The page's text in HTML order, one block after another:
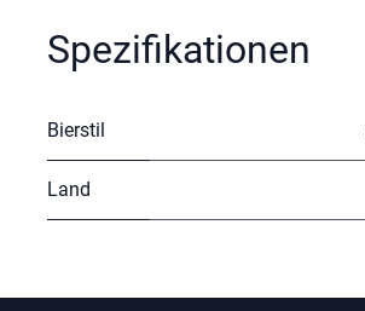
Spezifikationen
Bierstil
Land